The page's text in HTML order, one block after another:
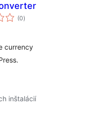
(0celkové
hodnotenie
)
currency
inštalácií